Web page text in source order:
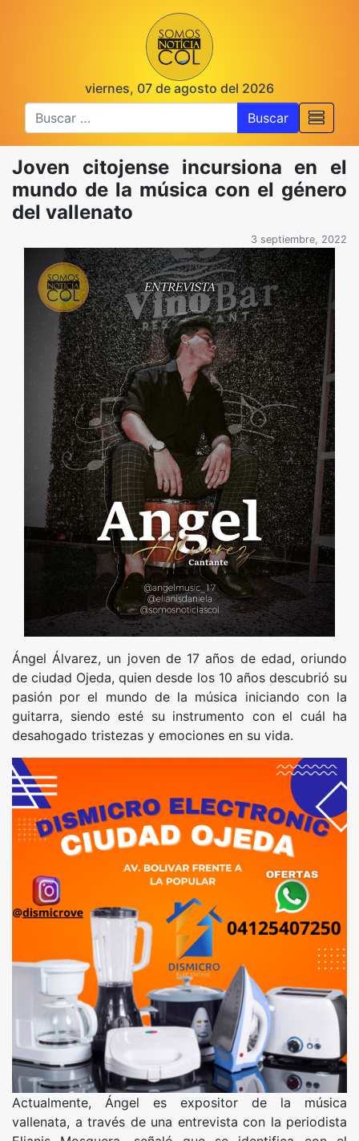
viernes, 07 de agosto del 2026
Buscar
Joven citojense incursiona en el
mundo de la música con el género
del vallenato
3 septiembre, 2022
Ángel Álvarez, un joven de 17 años de edad, oriundo
de ciudad Ojeda, quien desde los 10 años descubrió su
pasión por el mundo de la música iniciando con la
guitarra, siendo esté su instrumento con el cuál ha
desahogado tristezas y emociones en su vida.
Actualmente, Ángel es expositor de la música
vallenata, a través de una entrevista con la periodista